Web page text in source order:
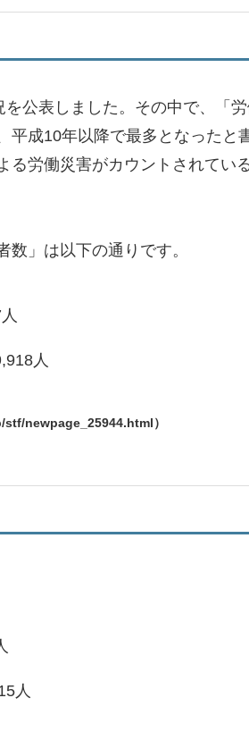
公表しました。その中で、「
平成10年以降で最多となったと
る労働災害がカウントされてい
数」は以下の通りです。
人
newpage_25944.html）
人